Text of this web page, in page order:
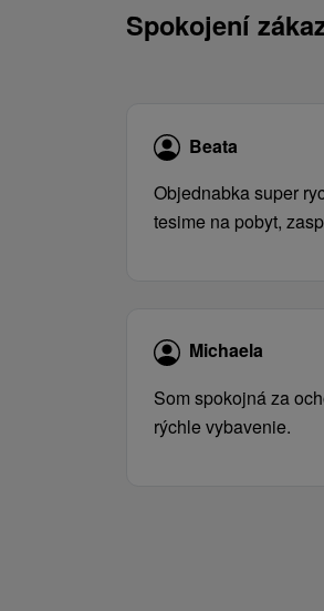
Spokojení
Beata
Objednabka super
tesime na pobyt,
Michaela
Som spokojná za
rýchle vybavenie.